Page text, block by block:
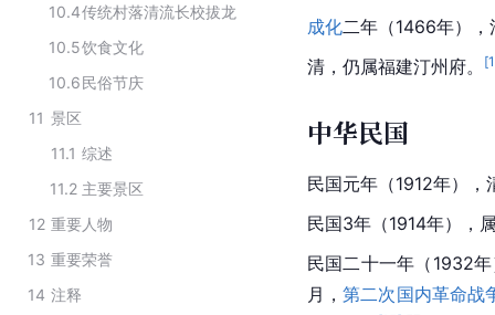
10.4传统村落清流长校拔龙
10.5饮食文化
10.6民俗节庆
11 景区
11.1 综述
11.2 主要景区
12 重要人物
13 重要荣誉
14 注释
成化二年（1466年）
清，仍属福建汀州府。
[
中华民国
民国元年（1912年），
民国3年（1914年），
民国二十一年（1932
月，第二次国内革命战